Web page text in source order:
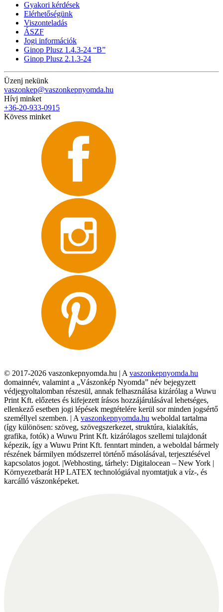
Gyakori kérdések
Elérhetőségünk
Viszonteladás
ÁSZF
Jogi információk
Ginop Plusz 1.4.3-24 “B”
Ginop Plusz 2.1.3-24
Üzenj nekünk
vaszonkep@vaszonkepnyomda.hu
Hívj minket
+36-20-933-0915
Kövess minket
© 2017-2026 vaszonkepnyomda.hu | A vaszonkepnyomda.hu
domainnév, valamint a „Vászonkép Nyomda” név bejegyzett
védjegyoltalomban részesül, annak felhasználása kizárólag a Wuwu
Print Kft. előzetes és kifejezett írásos hozzájárulásával lehetséges,
ellenkező esetben jogi lépések megtételére kerül sor minden jogsértő
személlyel szemben. | A vaszonkepnyomda.hu weboldal tartalma
(így különösen: szöveg, szövegszerkezet, struktúra, kialakítás,
grafika, fotók) a Wuwu Print Kft. kizárólagos szellemi tulajdonát
képezik, így a Wuwu Print Kft. fenntart minden, a weboldal bármely
részének bármilyen módszerrel történő másolásával, terjesztésével
kapcsolatos jogot. |Webhosting, tárhely: Digitalocean – New York |
Környezetbarát HP LATEX technológiával nyomtatjuk a víz-, és
karcálló vászonképeket.